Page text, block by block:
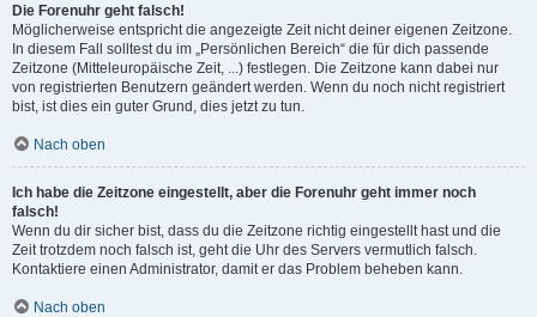
Die Forenuhr geht falsch!
Möglicherweise entspricht die angezeigte Zeit nicht deiner eigenen Zeitzone.
In diesem Fall solltest du im „Persönlichen Bereich“ die für dich passende
Zeitzone (Mitteleuropäische Zeit, ...) festlegen. Die Zeitzone kann dabei nur
von registrierten Benutzern geändert werden. Wenn du noch nicht registriert
bist, ist dies ein guter Grund, dies jetzt zu tun.
Nach oben
Ich habe die Zeitzone eingestellt, aber die Forenuhr geht immer noch
falsch!
Wenn du dir sicher bist, dass du die Zeitzone richtig eingestellt hast und die
Zeit trotzdem noch falsch ist, geht die Uhr des Servers vermutlich falsch.
Kontaktiere einen Administrator, damit er das Problem beheben kann.
Nach oben